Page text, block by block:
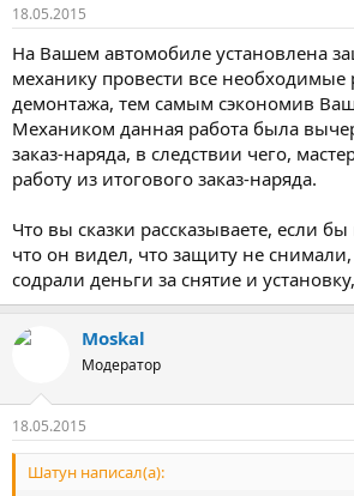
18.05.2015
На Вашем автомобиле установлена
механику провести все необходимые
демонтажа, тем самым сэкономив
Механиком данная работа была
заказ-наряда, в следствии чего,
работу из итогового заказ-наряда.
Что вы сказки рассказываете, если бы
что он видел, что защиту не
содрали деньги за снятие и
Moskal
Модератор
18.05.2015
Шатун написал(а):